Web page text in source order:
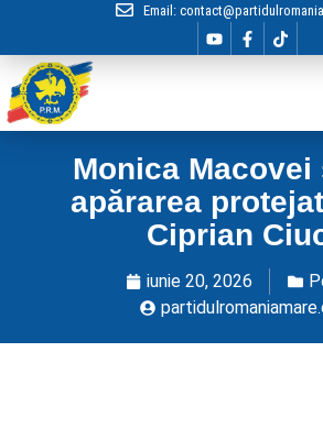
Email:
Monica Macovei
apărarea
Ciprian
iunie 20, 2026